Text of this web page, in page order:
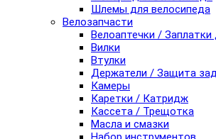
Шлемы для велосипеда
Велозапчасти
Велоаптечки / Заплатки
Вилки
Втулки
Держатели / Защита
Камеры
Каретки / Катридж
Кассета / Трещотка
Масла и смазки